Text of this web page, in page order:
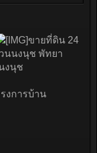
ขายที่ดิน 24
นนงนุช พัทยา
งนุช
งการบ้าน